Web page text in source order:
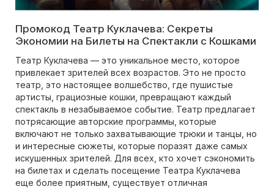
Промокод Театр Куклачева: Секреты
Экономии на Билеты на Спектакли с Кошками
Театр Куклачева — это уникальное место, которое
привлекает зрителей всех возрастов. Это не просто
театр, это настоящее волшебство, где пушистые
артисты, грациозные кошки, превращают каждый
спектакль в незабываемое событие. Театр предлагает
потрясающие авторские программы, которые
включают не только захватывающие трюки и танцы, но
и интересные сюжеты, которые поразят даже самых
искушенных зрителей. Для всех, кто хочет сэкономить
на билетах и сделать посещение Театра Куклачева
еще более приятным, существует отличная